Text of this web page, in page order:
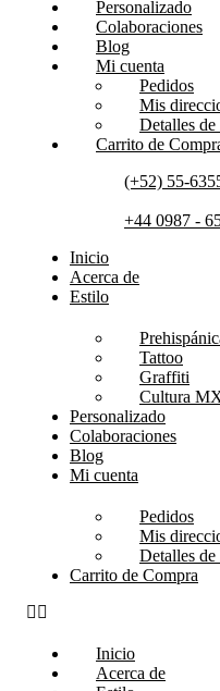
Personalizado
Colaboraciones
Blog
Mi cuenta
Pedidos
Mis
Detalles de
Carrito de
(+52) 55-
+44 0987 -
Inicio
Acerca de
Estilo
Tattoo
Graffiti
Cultura
Personalizado
Colaboraciones
Blog
Mi cuenta
Pedidos
Mis
Detalles de
Carrito de Compra
Inicio
Acerca de